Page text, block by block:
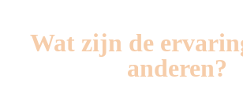
Wat zijn de
anderen?